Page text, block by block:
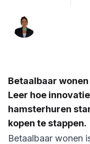
Betaalbaar
Leer hoe
hamsterhuren
kopen te stappen.
Betaalbaar wonen